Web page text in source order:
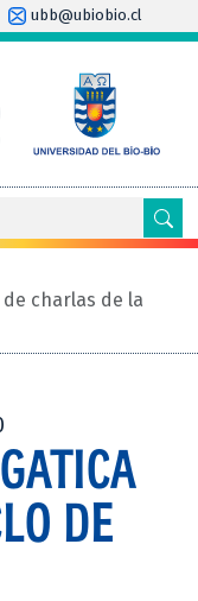
ubb@ubiobio.cl
de charlas de la
DE